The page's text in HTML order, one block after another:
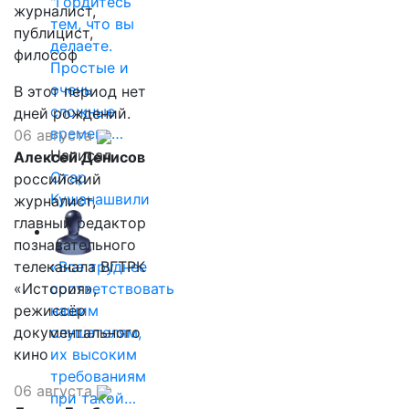
тем, что вы
делаете.
Простые и
очень
сложные
времена…
Написал
Отар
Кушанашвили
«Все труднее
соответствовать
нашим
слушателям,
их высоким
требованиям
при такой…
журналист,
публицист,
философ
В этот период нет
дней рождений.
06 августа
Алексей Денисов
российский
журналист,
главный редактор
познавательного
телеканала ВГТРК
«История»,
режиссёр
документального
кино
06 августа